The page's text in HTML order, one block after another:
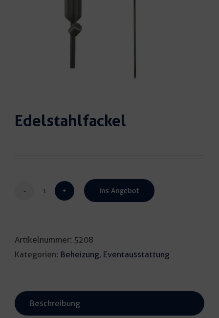
Edelstahlfackel
Edelstahlfackel
Ins Angebot
Artikelnummer: 5208
Kategorien: Beheizung, Eventausstattung
Beschreibung